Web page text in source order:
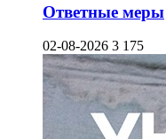
Ответные меры
02-08-2026 3 175